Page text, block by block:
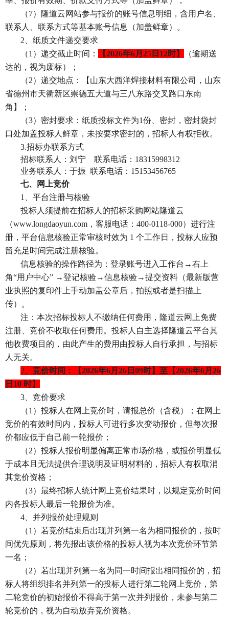
（7）隆道云网站参与报价的账号信息明细，含用户名、
联系人、联系方式等基本账号信息（加盖鲜章）。
2、纸质文件递交要求
（1）递交截止时间： 【2026年6月25日12时】
（逾期送
达的，视为废标）；
（2）递交地点：【山东大西洋焊接材料有限公司，山东
省德州市天衢新区崇德五大道与三八东路交叉路口东南
角】；
（3）密封要求：纸质投标文件为1份、密封，密封袋封
口处加盖投标人鲜章，未按要求密封的，招标人有权拒收。
3.招标办联系方式
招标联系人：刘宁
联系电话： 18315998312
业务联系人：于振 联系电话： 15153456765
七、网上竞价
1、平台注册与核验
投标人须提前在招标人的招标采购网站隆道云
（www.longdaoyun.com ，客服电话： 400-0118-000）进行注
册，平台信息核验正常审核时效为 1 个工作日，投标人应预
留充足时间完成注册核验。
信息核验的操作路径为：登录账号进入工作台 →右上
角“用户中心” →登记核验→信息核验→提交资料（最新版营
业执照的复印件上手动加盖公章后，拍照或者是扫描上
传）。
注：本次招标投标人不缴纳任何费用，隆道云网上免费
注册、竞价不收取任何费用。投标人自主选择隆道云平台其
他收费项目的，由此产生的费用由投标人自行承担，与招标
人无关。
2、 竞价时间：【2026年6月26日09时】至【2026年6月26
日10 时】
3、竞价要求
（1）投标人在网上竞价时，请报总价（含税）；在网上
竞价的有效时间内，投标人可进行多次变动报价，但每次报
价都应低于自己前一轮报价；
（2）投标人报价明显偏离正常市场价格，或报价明显低
于成本且无法提供合理说明及证明材料的，招标人有权取消
其竞价资格；
（3）最终招标人统计网上竞价结果时，以规定竞价时间
内各投标人最后一轮报价为准。
4、并列报价处理规则
（1）若竞价结束后出现并列第一名为相同报价的，按时
间优先原则，将先报出该价格的投标人视为本次竞价环节第
一名；
（2）若出现并列第一名为同一时间报出相同报价的，招
标人将组织排名并列第一的投标人进行第二轮网上竞价，第
二轮竞价的初始报价不得高于第一次并列报价，未参与第二
轮竞价的，视为自动放弃竞价资格。